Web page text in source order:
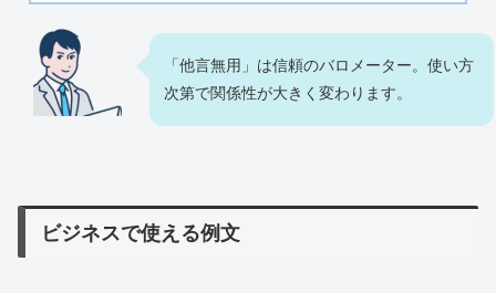
「他言無用」は信頼のバロメーター。使い方
次第で関係性が大きく変わります。
ビジネスで使える例文